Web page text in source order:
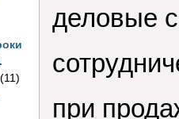
(11)
деловые
при